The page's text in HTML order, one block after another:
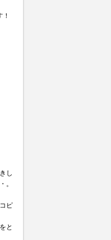
し
。
ピ
と